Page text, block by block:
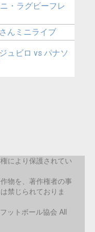
ニ・ラグビーフレ
んミニライブ
ュビロ vs パナソ
により保護されてい
物を、著作権者の事
禁じられておりま
ットボール協会 All